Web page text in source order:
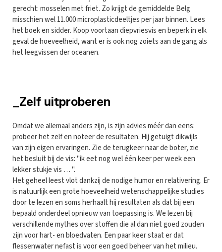
gerecht: mosselen met friet. Zo krijgt de gemiddelde Belg
misschien wel 11.000 microplasticdeeltjes per jaar binnen. Lees
het boek en sidder. Koop voortaan diepvriesvis en beperk in elk
geval de hoeveelheid, want er is ook nog zoiets aan de gang als
het leegvissen der oceanen.
_Zelf uitproberen
Omdat we allemaal anders zijn, is zijn advies méér dan eens:
probeer het zelf en noteer de resultaten. Hij getuigt dikwijls
van zijn eigen ervaringen. Zie de terugkeer naar de boter, zie
het besluit bij de vis: "ik eet nog wel één keer per week een
lekker stukje vis … ".
Het geheel leest vlot dankzij de nodige humor en relativering. Er
is natuurlijk een grote hoeveelheid wetenschappelijke studies
door te lezen en soms herhaalt hij resultaten als dat bij een
bepaald onderdeel opnieuw van toepassing is. We lezen bij
verschillende mythes over stoffen die al dan niet goed zouden
zijn voor hart- en bloedvaten. Een paar keer staat er dat
flessenwater nefast is voor een goed beheer van het milieu.